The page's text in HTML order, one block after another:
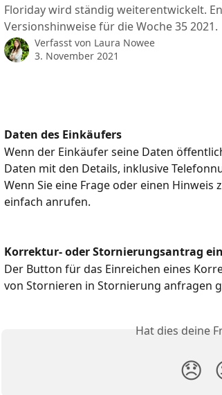
Floriday wird ständig weiterentwickelt.
Versionshinweise für die Woche 35 2021.
Verfasst von Laura Nowee
3. November 2021
Daten des Einkäufers
Wenn der Einkäufer seine Daten
Daten mit den Details, inklusive
Wenn Sie eine Frage oder einen Hinweis
einfach anrufen.
Korrektur- oder Stornierungsantrag
Der Button für das Einreichen eines
von Stornieren in Stornierung anfragen
Hat dies deine
😞